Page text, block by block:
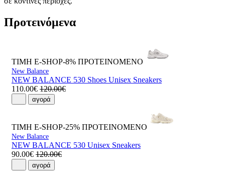
Προτεινόμενα
ΤΙΜΗ E-SHOP-8% ΠΡΟΤΕΙΝΟΜΕΝΟ
New Balance
NEW BALANCE 530 Shoes Unisex Sneakers
110.00€ 120.00€
αγορά
ΤΙΜΗ E-SHOP-25% ΠΡΟΤΕΙΝΟΜΕΝΟ
New Balance
NEW BALANCE 530 Unisex Sneakers
90.00€ 120.00€
αγορά